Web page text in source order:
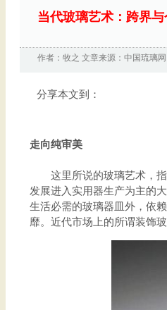
当代玻璃艺术：跨界
作者： 牧之 文章来源： 中国琉璃网
分享本文到：
走向纯审美
这里所说的玻璃艺术，指
发展进入实用器生产为主的
生活必需的玻璃器皿外，依
靡。近代市场上的所谓装饰